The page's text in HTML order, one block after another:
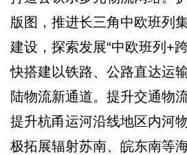
版图，推进长三角中欧班列
建设，探索发展“中欧班列+
快搭建以铁路、公路直达运
陆物流新通道。提升交通物
提升杭甬运河沿线地区内河
极拓展辐射苏南、皖东南等